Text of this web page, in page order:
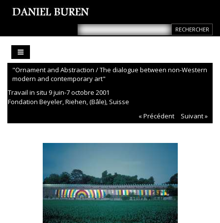
"Ornament and Abstraction / The dialogue between non-Western
modern and contemporary art"
Travail in situ 9 juin-7 octobre 2001
Fondation Beyeler, Riehen, (Bâle), Suisse
« Précédent
Suivant »